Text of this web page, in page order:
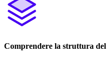
Comprendere la struttura